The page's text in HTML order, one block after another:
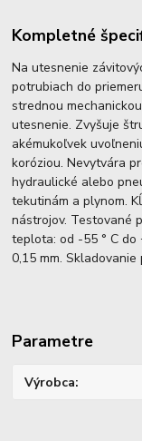
Kompletné
Na utesnenie
potrubiach do
strednou
utesnenie. Zvyšuje
akémukoľvek
koróziou. Nevytvára
hydraulické alebo
tekutinám a plynom.
nástrojov. Testované
teplota: od -55 ° C do
0,15 mm.
Parametre
Výrobca